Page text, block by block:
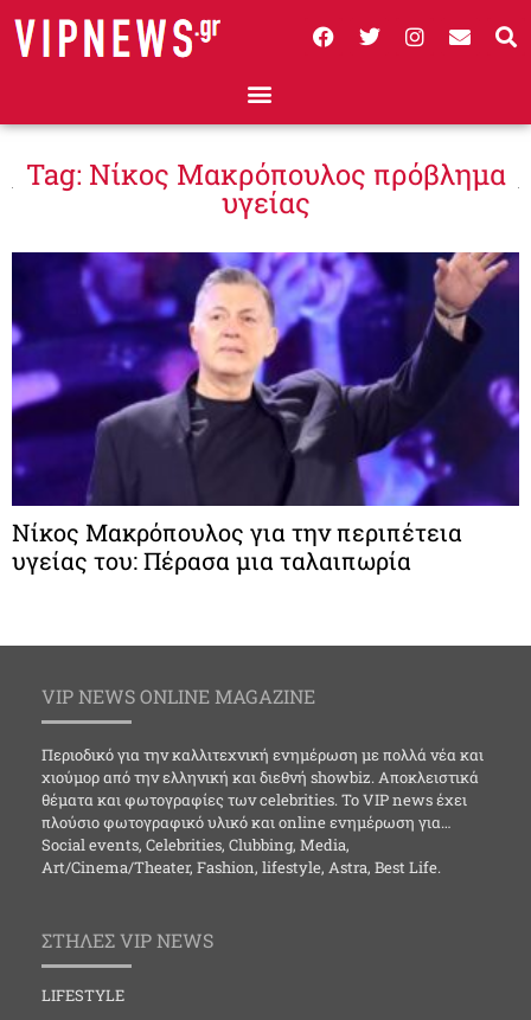
Tag: Νίκος Μακρόπουλος πρόβλημα
υγείας
Νίκος Μακρόπουλος για την περιπέτεια
υγείας του: Πέρασα μια ταλαιπωρία
VIP NEWS ONLINE MAGAZINE
Περιοδικό για την καλλιτεχνική ενημέρωση με πολλά νέα και
χιούμορ από την ελληνική και διεθνή showbiz. Αποκλειστικά
θέματα και φωτογραφίες των celebrities. Το VIP news έχει
πλούσιο φωτογραφικό υλικό και online ενημέρωση για…
Social events, Celebrities, Clubbing, Media,
Art/Cinema/Theater, Fashion, lifestyle, Astra, Best Life.
ΣΤΗΛΕΣ VIP NEWS
LIFESTYLE